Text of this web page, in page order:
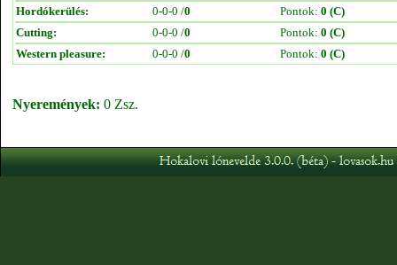
Hordókerülés:
0-0-0 /0 Pontok: 0 (C)
Cutting:
0-0-0 /0 Pontok: 0 (C)
Western pleasure:
0-0-0 /0 Pontok: 0 (C)
Nyeremények: 0 Zsz.